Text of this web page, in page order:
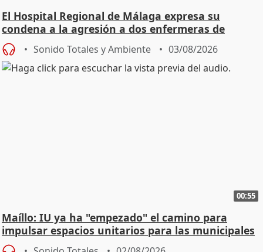
El Hospital Regional de Málaga expresa su
condena a la agresión a dos enfermeras de
Urgencias
Sonido Totales y Ambiente 03/08/2026
00:55
Maíllo: IU ya ha "empezado" el camino para
impulsar espacios unitarios para las municipales